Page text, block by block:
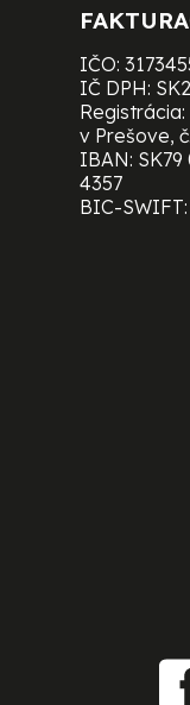
IČO:
IČ DPH:
Registrácia:
v Prešove,
IBAN:
4357
BIC-